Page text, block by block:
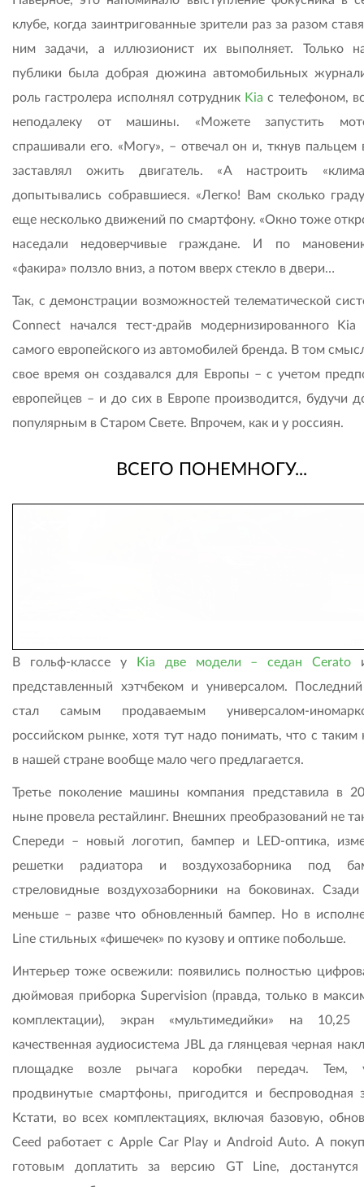
клубе, когда заинтригованные зрители раз за разом
ним задачи, а иллюзионист их выполняет. Только
публики была добрая дюжина автомобильных
роль гастролера исполнял сотрудник Kia с телефоном,
неподалеку от машины. «Можете запустить
спрашивали его. «Могу», – отвечал он и, ткнув пальцем
заставлял ожить двигатель. «А настроить
допытывались собравшиеся. «Легко! Вам сколько
еще несколько движений по смартфону. «Окно тоже
наседали недоверчивые граждане. И по
«факира» ползло вниз, а потом вверх стекло в двери…
Так, с демонстрации возможностей телематической
Connect начался тест-драйв модернизированного
самого европейского из автомобилей бренда. В том
свое время он создавался для Европы – с учетом
европейцев – и до сих в Европе производится, будучи
популярным в Старом Свете. Впрочем, как и у россиян.
ВСЕГО ПОНЕМНОГУ...
В гольф-классе у Kia две модели – седан Cerato
представленный хэтчбеком и универсалом.
стал самым продаваемым универсалом-
российском рынке, хотя тут надо понимать, что с таким
в нашей стране вообще мало чего предлагается.
Третье поколение машины компания представила в
ныне провела рестайлинг. Внешних преобразований не
Спереди – новый логотип, бампер и LED-оптика,
решетки радиатора и воздухозаборника под
стреловидные воздухозаборники на боковинах.
меньше – разве что обновленный бампер. Но в
Line стильных «фишечек» по кузову и оптике побольше.
Интерьер тоже освежили: появились полностью
дюймовая приборка Supervision (правда, только в
комплектации), экран «мультимедийки» на 10,25
качественная аудиосистема JBL да глянцевая черная
площадке возле рычага коробки передач. Тем,
продвинутые смартфоны, пригодится и беспроводная
Кстати, во всех комплектациях, включая базовую,
Ceed работает с Apple Car Play и Android Auto. А
готовым доплатить за версию GT Line,